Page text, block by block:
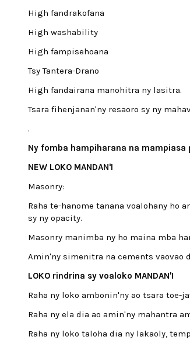
High fandrakofana
High washability
High fampisehoana
Tsy Tantera-Drano
High fandairana manohitra ny lasitra.
Tsara fihenjanan'ny resaoro sy ny
.
Ny fomba hampiharana na
NEW LOKO MANDAN'I
Masonry:
Raha te-hanome tanana voalohany ho
sy ny opacity.
Masonry manimba ny ho maina mba
Amin'ny simenitra na cements vaovao
LOKO rindrina sy voaloko MANDAN'I
Raha ny loko ambonin'ny ao tsara toe-
Raha ny ela dia ao amin'ny mahantra
Raha ny loko taloha dia ny lakaoly,